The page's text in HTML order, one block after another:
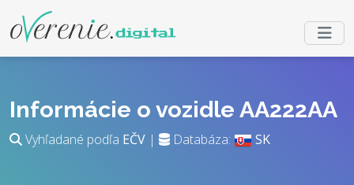
Informácie o vozidle AA222AA
Vyhľadané podľa EČV | Databáza: SK